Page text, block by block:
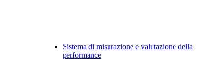
Sistema di misurazione e valutazione della
performance